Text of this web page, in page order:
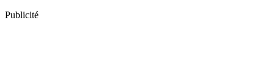
Publicité